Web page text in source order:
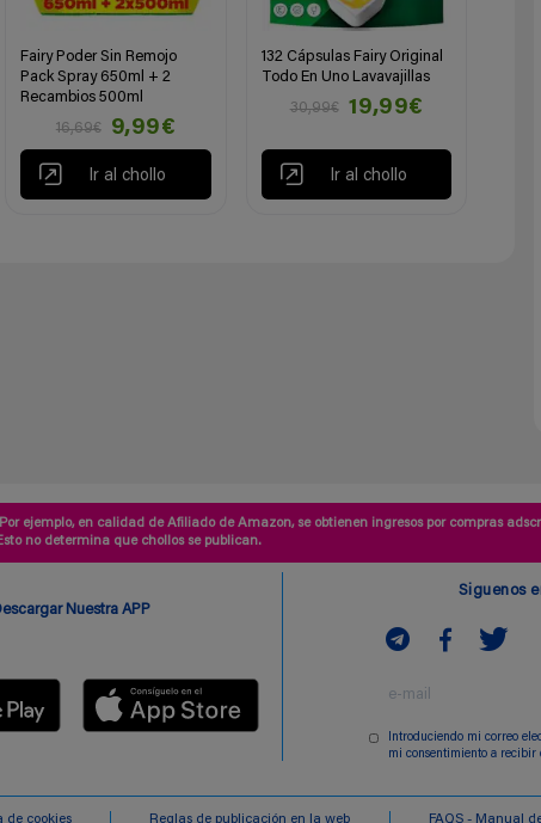
Fairy Poder Sin Remojo
Pack Spray 650ml + 2
Recambios 500ml
16,69€
9,99€
Ir al chollo
132 Cápsulas Fairy Original
Todo En Uno Lavavajillas
30,99€
19,99€
Ir al chollo
ejemplo, en calidad de Afiliado de Amazon, se obtienen ingresos por compras
no determina que chollos se publican.
Nuestra APP
Siguenos
Introduciendo mi correo
mi consentimiento a recibir
de cookies Reglas de publicación en la web FAQS - Manual